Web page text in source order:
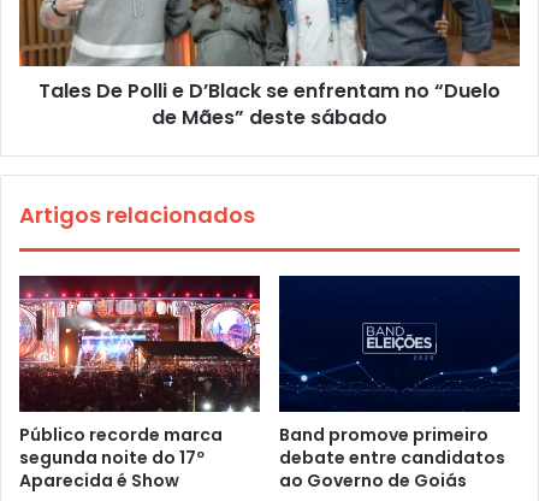
Tales De Polli e D’Black se enfrentam no “Duelo
de Mães” deste sábado
Artigos relacionados
Público recorde marca
segunda noite do 17º
Aparecida é Show
Band promove primeiro
debate entre candidatos
ao Governo de Goiás